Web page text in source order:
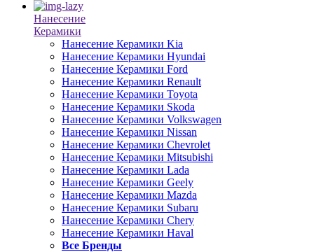
Нанесение
Керамики
Нанесение Керамики Kia
Нанесение Керамики Hyundai
Нанесение Керамики Ford
Нанесение Керамики Renault
Нанесение Керамики Toyota
Нанесение Керамики Skoda
Нанесение Керамики Volkswagen
Нанесение Керамики Nissan
Нанесение Керамики Chevrolet
Нанесение Керамики Mitsubishi
Нанесение Керамики Lada
Нанесение Керамики Geely
Нанесение Керамики Mazda
Нанесение Керамики Subaru
Нанесение Керамики Chery
Нанесение Керамики Haval
Все Бренды